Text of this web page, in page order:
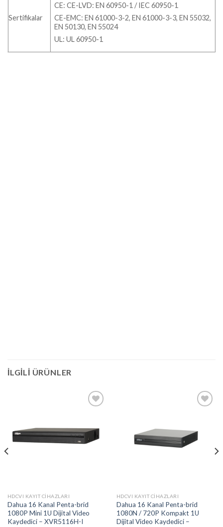
Sertifikalar
CE: CE-LVD: EN 60950-1 / IEC 60950-1
CE-EMC: EN 61000-3-2, EN 61000-3-3, EN 55032,
EN 50130, EN 55024
UL: UL 60950-1
İLGILI ÜRÜNLER
Add to
wishlist
HDCVI KAYIT CIHAZLARI
Dahua 16 Kanal Penta-brid
1080P Mini 1U Dijital Video
Kaydedici – XVR5116H-I
Add to
HDCVI KAYIT CIHAZLARI
Dahua 16 Kanal Penta-brid
1080N / 720P Kompakt 1U
Dijital Video Kaydedici –